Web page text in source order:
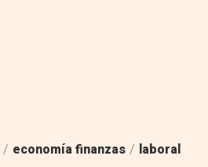
/ economía finanzas / laboral